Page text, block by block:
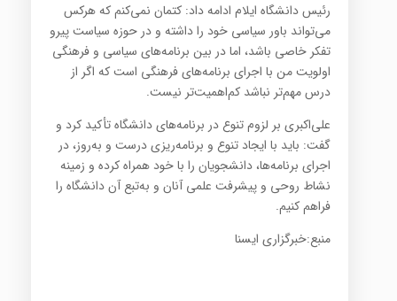
رئیس دانشگاه ایلام ادامه داد: کتمان نمی‌کنم که هرکس
می‌تواند باور سیاسی خود را داشته و در حوزه سیاست پیرو
تفکر خاصی باشد، اما در بین برنامه‌های سیاسی و فرهنگی
اولویت من با اجرای برنامه‌های فرهنگی است که اگر از
درس مهم‌تر نباشد کم‌اهمیت‌تر نیست.
علی‌اکبری بر لزوم تنوع در برنامه‌های دانشگاه تأکید کرد و
گفت: باید با ایجاد تنوع و برنامه‌ریزی درست و به‌روز، در
اجرای برنامه‌ها، دانشجویان را با خود همراه کرده و زمینه
نشاط روحی و پیشرفت علمی آنان و به‌تبع آن دانشگاه را
فراهم کنیم.
منبع:خبرگزاری ایسنا